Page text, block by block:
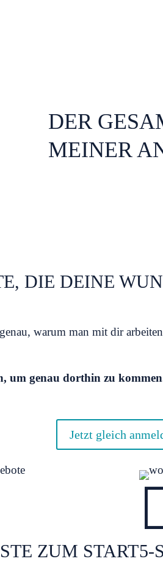
DER
MEINER
DIE DEINE
warum man mit dir
um genau dorthin zu
Jetzt gleich
ZUM START5-